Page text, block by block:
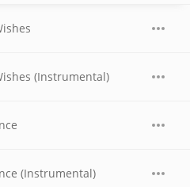
(Instrumental)
(Instrumental)